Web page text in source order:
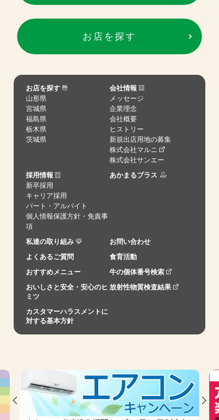
お店を探す
お店を探す
山形県
宮城県
福島県
栃木県
茨城県
会社情報
メッセージ
企業理念
会社概要
ヒストリー
新規出店用地の募集
株式会社マルニ
株式会社サンエー
採用情報
新卒採用
キャリア採用
パート・アルバイト
個人情報保護方針・免責事
項
あかまるプラス
私達の取り組み
お問い合わせ
よくあるご質問
食育活動
おすすめメニュー
牛の個体番号検索
おいしさと安全・安心のヒ
ミツ
放射性物質検査結果
カスタマーハラスメントに
対する基本方針